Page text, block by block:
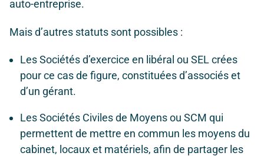
auto-entreprise.
Mais d’autres statuts sont possibles :
Les Sociétés d’exercice en libéral ou SEL crées
pour ce cas de figure, constituées d’associés et
d’un gérant.
Les Sociétés Civiles de Moyens ou SCM qui
permettent de mettre en commun les moyens du
cabinet, locaux et matériels, afin de partager les